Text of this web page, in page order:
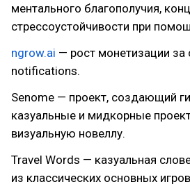
ментального благополучия,
стрессоустойчивости при
ngrow.ai — рост монетизации за
notifications.
Senome — проект, создающий
казуальные и мидкорные
визуальную новеллу.
Travel Words — казуальная
из классических основных